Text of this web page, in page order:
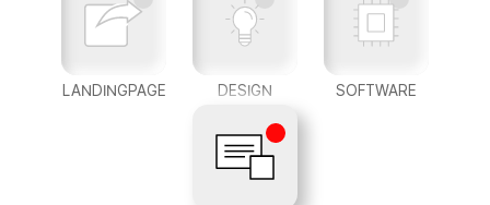
LANDINGPAGE DESIGN SOFTWARE